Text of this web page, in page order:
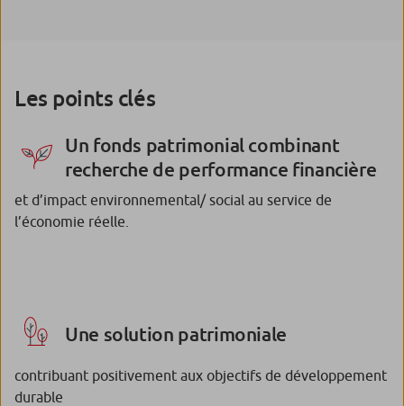
Les points clés
Un fonds patrimonial combinant
recherche de performance financière
et d’impact environnemental/ social au service de
l’économie réelle.
Une solution patrimoniale
contribuant positivement aux objectifs de développement
durable